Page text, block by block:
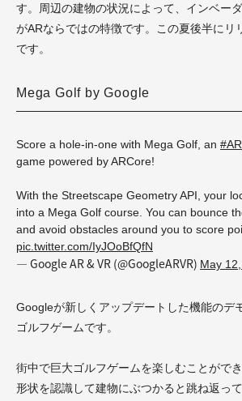
す。周辺の建物の状況によって、インベー
がARならではの特徴です。この夏後半にリ
です。
Mega Golf by Google
Score a hole-in-one with Mega Golf, an #AR
game powered by ARCore!
With the Streetscape Geometry API, your
into a Mega Golf course. You can bounce
and avoid obstacles around you to score
pic.twitter.com/IyJOoBfQfN
— Google AR & VR (@GoogleARVR) May
Googleが新しくアップデートした機能のデ
ゴルフゲームです。
街中で巨大ゴルフゲームを楽しむことがで
形状を認識して建物にぶつかると跳ね返っ